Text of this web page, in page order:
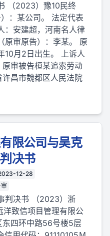
（2023）豫10民终
：某公司。 法定代表
：安建超，河南名人律
原审原告）：李某。 原
10月2日出生。 上诉人
审被告桓某追索劳动
昌市魏都区人民法院
限公司与吴克
决书
12-28
判决书 （2023）浙
致信项目管理有限公
四环中路56号楼5层